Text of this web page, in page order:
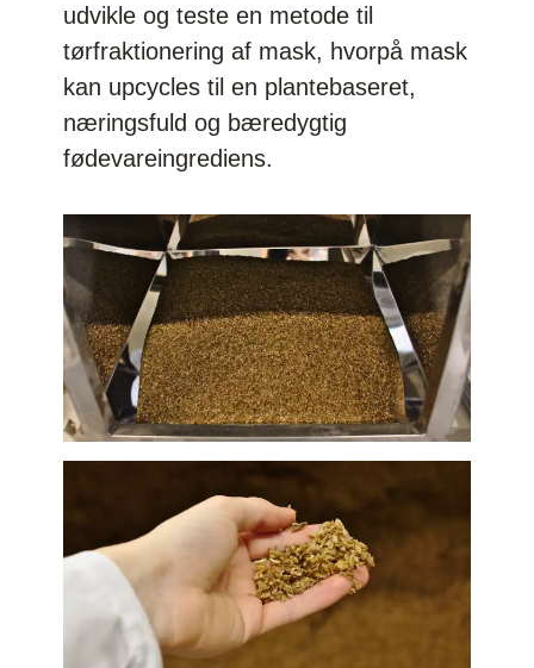
udvikle og teste en metode til
tørfraktionering af mask, hvorpå mask
kan upcycles til en plantebaseret,
næringsfuld og bæredygtig
fødevareingrediens.